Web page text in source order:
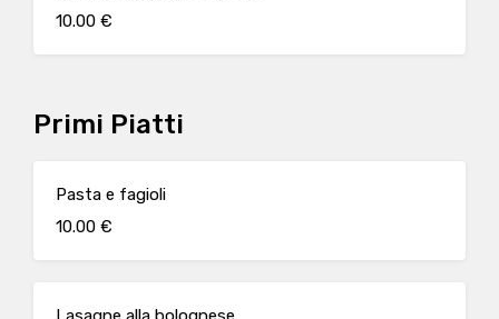
10.00 €
Primi Piatti
Pasta e fagioli
10.00 €